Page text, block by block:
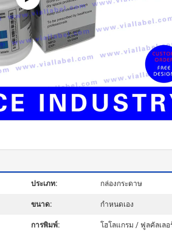
ประเภท: กล่องกระดาษ
ขนาด: กำหนดเอง
การพิมพ์: โฮโลแกรม / ฟูลคัลเล